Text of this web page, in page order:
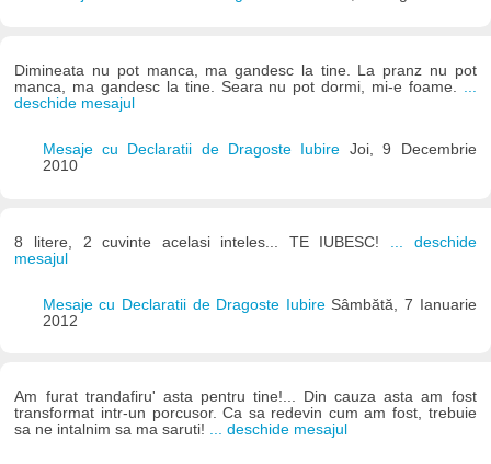
Dimineata nu pot manca, ma gandesc la tine. La pranz nu pot
manca, ma gandesc la tine. Seara nu pot dormi, mi-e foame.
deschide mesajul
Mesaje cu Declaratii de Dragoste Iubire Joi, 9 Decembrie
2010
8 litere, 2 cuvinte acelasi inteles... TE IUBESC!
... deschide
mesajul
Mesaje cu Declaratii de Dragoste Iubire Sâmbătă, 7 Ianuarie
2012
Am furat trandafiru' asta pentru tine!... Din cauza asta am fost
transformat intr-un porcusor. Ca sa redevin cum am fost, trebuie
sa ne intalnim sa ma saruti! ... deschide mesajul